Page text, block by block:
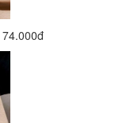
74.000đ